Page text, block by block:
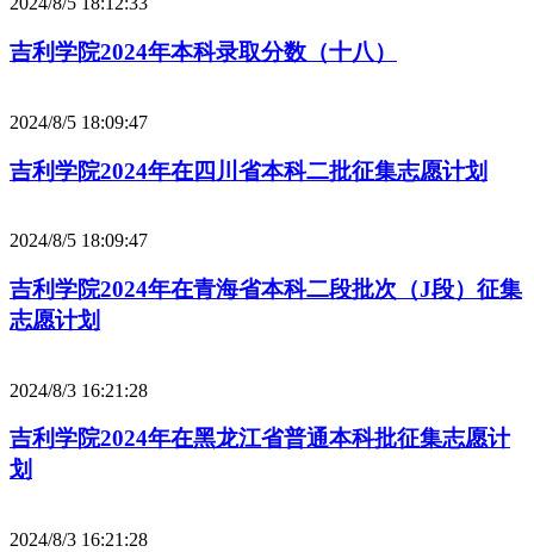
吉利学院2024年本科录取分数（十八）
2024/8/5 18:09:47
吉利学院2024年在四川省本科二批征集志愿计划
2024/8/5 18:09:47
吉利学院2024年在青海省本科二段批次（J段）征集
志愿计划
2024/8/3 16:21:28
吉利学院2024年在黑龙江省普通本科批征集志愿计
划
2024/8/3 16:21:28